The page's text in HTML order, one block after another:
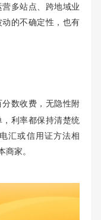
多站点、跨地域业
的不确定性，也有
数收费，无隐性附
利率都保持清楚统
汇或信用证方法相
商家。